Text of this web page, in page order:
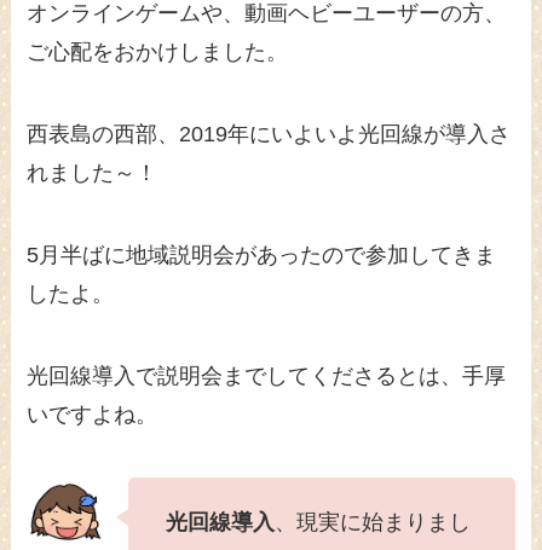
オンラインゲームや、動画ヘビーユーザーの方、
ご心配をおかけしました。
西表島の西部、2019年にいよいよ光回線が導入さ
れました～！
5月半ばに地域説明会があったので参加してきま
したよ。
光回線導入で説明会までしてくださるとは、手厚
いですよね。
光回線導入 、現実に始まりまし